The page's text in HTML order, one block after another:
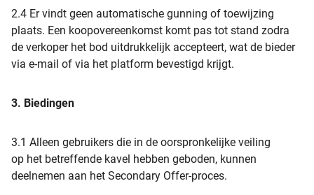
2.4 Er vindt geen automatische gunning of toewijzing
plaats. Een koopovereenkomst komt pas tot stand zodra
de verkoper het bod uitdrukkelijk accepteert, wat de bieder
via e-mail of via het platform bevestigd krijgt.
3. Biedingen
3.1 Alleen gebruikers die in de oorspronkelijke veiling
op het betreffende kavel hebben geboden, kunnen
deelnemen aan het Secondary Offer-proces.